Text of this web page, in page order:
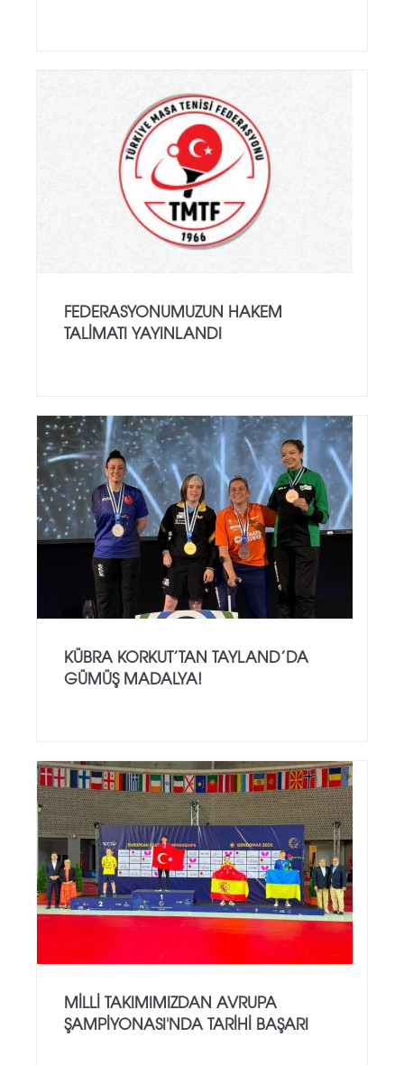
FEDERASYONUMUZUN HAKEM
TALIMATI YAYINLANDI
KÜBRA KORKUT’TAN TAYLAND’DA
GÜMÜŞ MADALYA!
MILLI TAKIMIMIZDAN AVRUPA
ŞAMPIYONASI'NDA TARIHI BAŞARI